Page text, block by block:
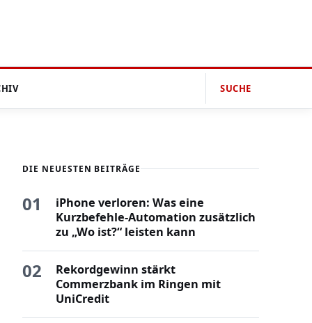
SUCHE
DIE NEUESTEN BEITRÄGE
01
iPhone verloren: Was eine
Kurzbefehle-Automation zusätzlich
zu „Wo ist?“ leisten kann
02
Rekordgewinn stärkt
Commerzbank im Ringen mit
UniCredit